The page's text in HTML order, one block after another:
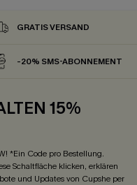
GRATIS VERSAND
-20% SMS-ABONNEMENT
15%
*Ein Code pro Bestellung.
Schaltfläche klicken, erklären
und Updates von Cupshe per